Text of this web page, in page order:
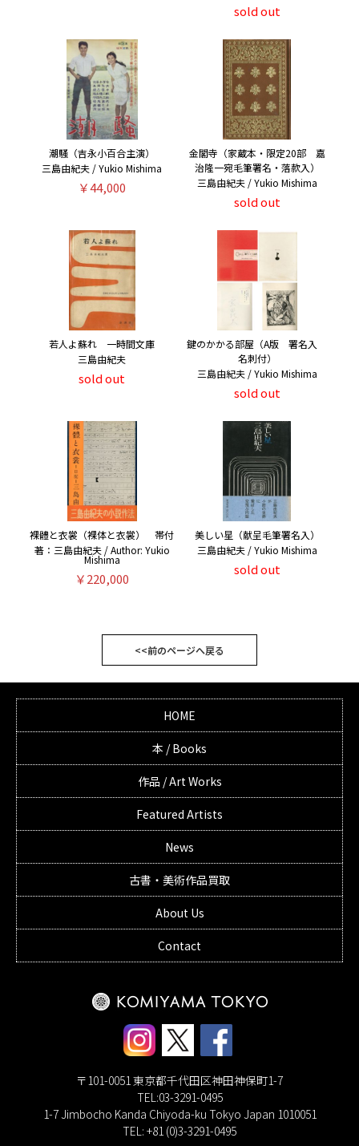
sold out
潮騒（吉永小百合主演）
三島由紀夫 / Yukio Mishima
￥44,000
金閣寺（家蔵本・限定20部 嘉
治隆一宛毛筆署名・落款入）
三島由紀夫 / Yukio Mishima
sold out
若人よ蘇れ 一時間文庫
三島由紀夫
sold out
鍵のかかる部屋（A版 署名入
名刺付）
三島由紀夫 / Yukio Mishima
sold out
裸體と衣裳（裸体と衣裳） 帯付
著：三島由紀夫 / Author: Yukio
Mishima
￥220,000
美しい星（献呈毛筆署名入）
三島由紀夫 / Yukio Mishima
sold out
<<前のページへ戻る
HOME
本 / Books
作品 / Art Works
Featured Artists
News
古書・美術作品買取
About Us
Contact
〒101-0051 東京都千代田区神田神保町1-7
TEL:03-3291-0495
1-7 Jimbocho Kanda Chiyoda-ku Tokyo Japan 1010051
TEL: +81 (0)3-3291-0495